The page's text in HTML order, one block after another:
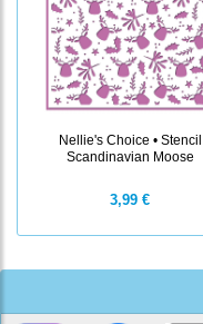
Nellie's Choice • Stencil
Scandinavian Moose
3,99 €